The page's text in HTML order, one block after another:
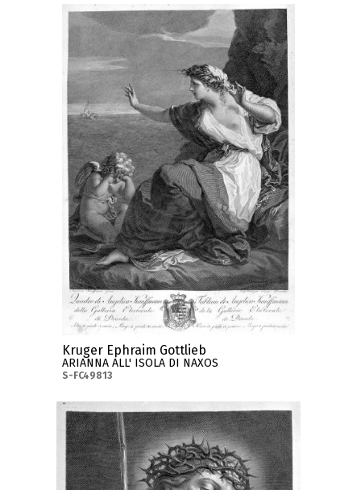
Kruger Ephraim Gottlieb
ARIANNA ALL' ISOLA DI NAXOS
S-FC49813